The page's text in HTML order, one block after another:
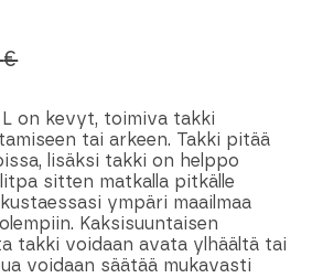
€
L on kevyt, toimiva takki
tai arkeen. Takki pitää
lisäksi takki on helppo
sitten matkalla pitkälle
ympäri maailmaa
Kaksisuuntaisen
takki voidaan avata ylhäältä tai
voidaan säätää mukavasti